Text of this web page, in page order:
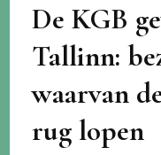
De KGB
Tallinn:
waarvan
rug lopen